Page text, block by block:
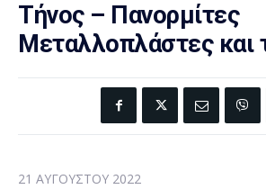
Τήνος – Πανορμίτες
Μεταλλοπλάστες και
21 ΑΥΓΟΎΣΤΟΥ 2022